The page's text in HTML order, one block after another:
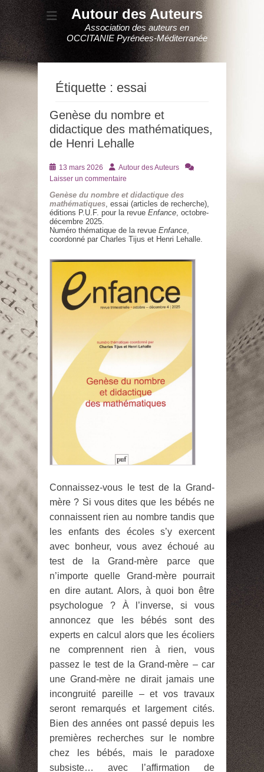
Autour des Auteurs
Association des auteurs en
OCCITANIE Pyrénées-Méditerranée
Étiquette : essai
Genèse du nombre et
didactique des mathématiques,
de Henri Lehalle
Posté
le
13 mars 2026 AuteurAutour des Auteurs
Laisser un commentaire
Genèse du nombre et didactique des
mathématiques, essai (articles de recherche),
éditions P.U.F. pour la revue Enfance, octobre-
décembre 2025.
Numéro thématique de la revue Enfance,
coordonné par Charles Tijus et Henri Lehalle.
Connaissez-vous le test de la Grand-
mère ? Si vous dites que les bébés ne
connaissent rien au nombre tandis que
les enfants des écoles s’y exercent
avec bonheur, vous avez échoué au
test de la Grand-mère parce que
n’importe quelle Grand-mère pourrait
en dire autant. Alors, à quoi bon être
psychologue ? À l’inverse, si vous
annoncez que les bébés sont des
experts en calcul alors que les écoliers
ne comprennent rien à rien, vous
passez le test de la Grand-mère – car
une Grand-mère ne dirait jamais une
incongruité pareille – et vos travaux
seront remarqués et largement cités.
Bien des années ont passé depuis les
premières recherches sur le nombre
chez les bébés, mais le paradoxe
subsiste… avec l’affirmation de